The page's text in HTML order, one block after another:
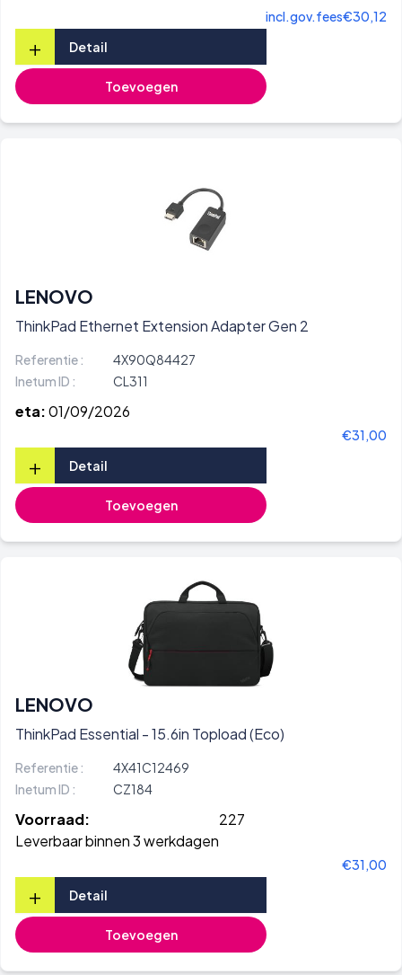
incl.gov.fees€30,12
+ Detail
Toevoegen
LENOVO
ThinkPad Ethernet Extension Adapter Gen 2
Referentie :
4X90Q84427
Inetum ID :
CL311
eta:01/09/2026
€31,00
+ Detail
Toevoegen
LENOVO
ThinkPad Essential - 15.6in Topload (Eco)
Referentie :
4X41C12469
Inetum ID :
CZ184
Voorraad:
227
Leverbaar binnen 3 werkdagen
€31,00
+ Detail
Toevoegen